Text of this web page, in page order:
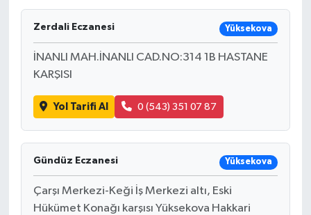
Zerdali Eczanesi Yüksekova
İNANLI MAH.İNANLI CAD.NO:314 1B HASTANE
KARŞISI
Yol Tarifi Al 0 (543) 351 07 87
Gündüz Eczanesi Yüksekova
Çarşı Merkezi-Keği İş Merkezi altı, Eski
Hükümet Konağı karşısı Yüksekova Hakkari
Ardahan Müftülüğü
Artvin Müftülüğü
Aydın Müftülüğü
Balıkesir Müftülüğü
Bartın Müftülüğü
Batman Müftülüğü
Kudüs
Kurban
Mukabele
Peygamberimizin Hayatı
Ramazan
Sahabeler
Hutbeler
DİYANET AKADEMİ
DİYANET GENÇLİK
DİYANET RADYO/TV
DEPREM
Dünya